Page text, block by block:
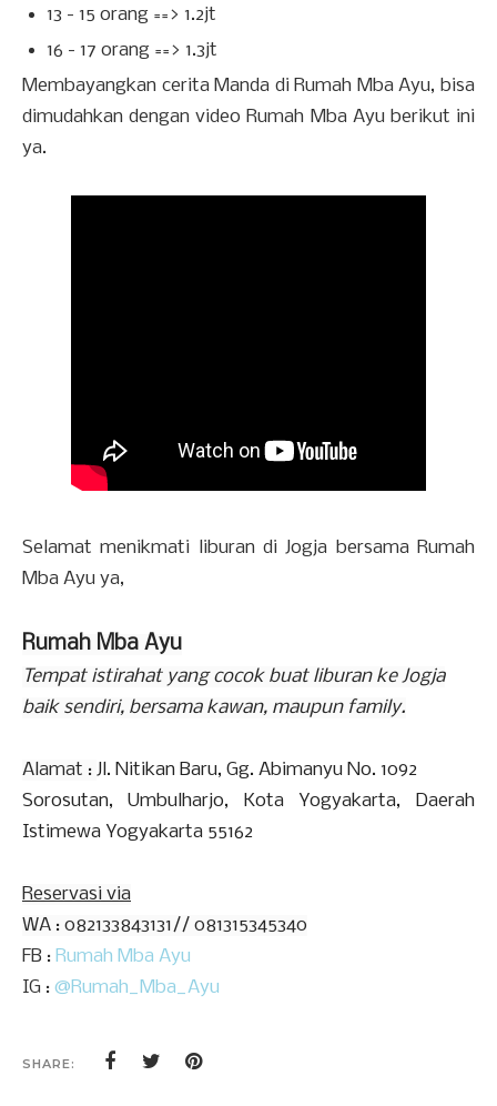
13 - 15 orang ==> 1.2jt
16 - 17 orang ==> 1.3jt
Membayangkan cerita Manda di Rumah Mba Ayu, bisa
dimudahkan dengan video Rumah Mba Ayu berikut ini
ya.
Selamat menikmati liburan di Jogja bersama Rumah
Mba Ayu ya,
Rumah Mba Ayu
Tempat istirahat yang cocok buat liburan ke Jogja
baik sendiri, bersama kawan, maupun family.
Alamat : Jl. Nitikan Baru, Gg. Abimanyu No. 1092
Sorosutan, Umbulharjo, Kota Yogyakarta, Daerah
Istimewa Yogyakarta 55162
Reservasi via
WA : 082133843131// 081315345340
FB : Rumah Mba Ayu
IG : @Rumah_Mba_Ayu
SHARE: